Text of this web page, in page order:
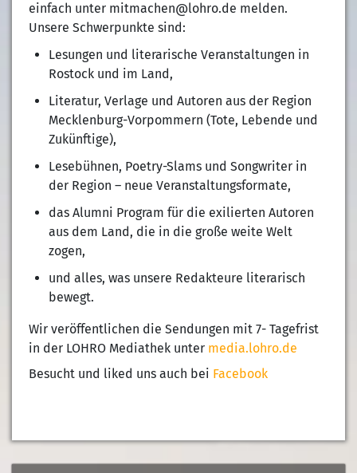
einfach unter mitmachen@lohro.de melden.
Unsere Schwerpunkte sind:
Lesungen und literarische Veranstaltungen in
Rostock und im Land,
Literatur, Verlage und Autoren aus der Region
Mecklenburg-Vorpommern (Tote, Lebende und
Zukünftige),
Lesebühnen, Poetry-Slams und Songwriter in
der Region – neue Veranstaltungsformate,
das Alumni Program für die exilierten Autoren
aus dem Land, die in die große weite Welt
zogen,
und alles, was unsere Redakteure literarisch
bewegt.
Wir veröffentlichen die Sendungen mit 7- Tagefrist
in der LOHRO Mediathek unter media.lohro.de
Besucht und liked uns auch bei Facebook